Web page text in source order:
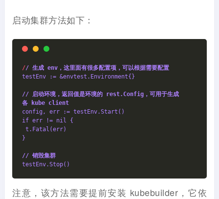
启动集群方法如下：
// 生成 env，这里面有很多配置项，可以根据需要配置
testEnv := &envtest.Environment{}
// 启动环境，返回值是环境的 rest.Config，可用于生成
各 kube client
config, err := testEnv.Start()
if err != nil {
t.Fatal(err)
}
// 销毁集群
testEnv.Stop()
注意，该方法需要提前安装 kubebuilder，它依